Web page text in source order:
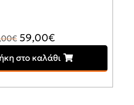
€ Original
was:
59,00€Η
τρέχουσα
τιμή
στο καλάθι